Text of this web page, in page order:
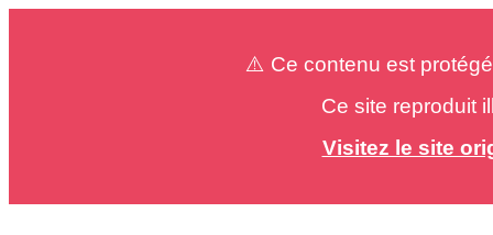
⚠️ Ce contenu est
Ce site reproduit
Visitez le site